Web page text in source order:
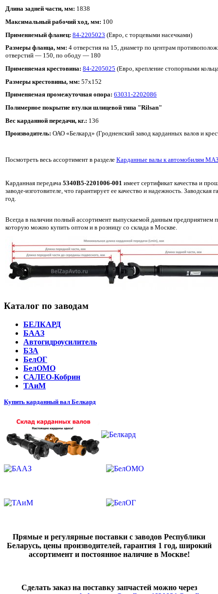
Длина задней части, мм: 1838
Максимальный рабочий ход, мм: 100
Применяемый фланец: 84-2205023 (Евро, с торцевыми насечками)
Размеры фланца, мм: 4 отверстия на 15, диаметр по центрам
отверстий — 150, по ободу — 180
Применяемая крестовина: 84-2205025 (Евро, крепление стопорными
Размеры крестовины, мм: 57х152
Применяемая промежуточная опора: 63031-2202086
Полимерное покрытие втулки шлицевой типа "Rilsan"
Вес карданной передачи, кг.: 136
Производитель: ОАО «Белкард» (Гродненский завод карданных валов и
Посмотреть весь ассортимент в разделе Карданные валы к автомобилям
Карданная передача 5340В5-2201006-001 имеет сертификат качества и
заводе-изготовителе, что гарантирует ее качество и надежность. Заводская
год.
Всегда в наличии полный ассортимент выпускаемой данным предприятием
которую можно купить оптом и в розницу со склада в Москве.
Каталог по заводам
БЕЛКАРД
БААЗ
Автогидроусилитель
БЗА
БелОГ
БелОМО
САЛЕО-Кобрин
ТАиМ
Купить карданный вал Белкард
Прямые и регулярные поставки с заводов Республики
Беларусь, цены производителей, гарантия 1 год, широкий
ассортимент и постоянное наличие в Москве!
Сделать заказ на поставку запчастей можно через